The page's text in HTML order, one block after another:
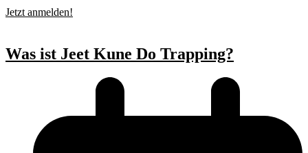
Jetzt anmelden!
Was ist Jeet Kune Do Trapping?